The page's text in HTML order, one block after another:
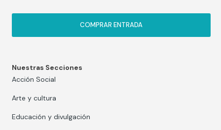
COMPRAR ENTRADA
Nuestras Secciones
Acción Social
Arte y cultura
Educación y divulgación